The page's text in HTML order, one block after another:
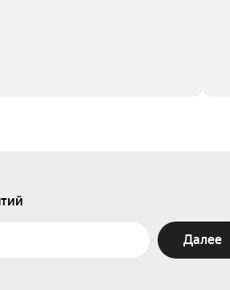
Далее